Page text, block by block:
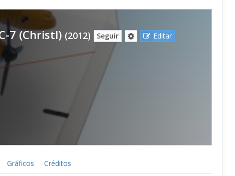
7 (Christl) (2012) Seguir
Editar
Gráficos Créditos